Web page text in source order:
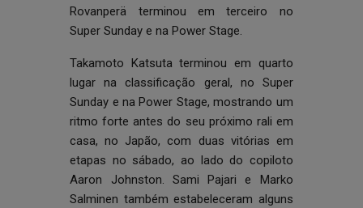
Rovanperä terminou em terceiro no
Super Sunday e na Power Stage.
Takamoto Katsuta terminou em quarto
lugar na classificação geral, no Super
Sunday e na Power Stage, mostrando um
ritmo forte antes do seu próximo rali em
casa, no Japão, com duas vitórias em
etapas no sábado, ao lado do copiloto
Aaron Johnston. Sami Pajari e Marko
Salminen também estabeleceram alguns